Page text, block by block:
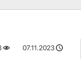
07.11.2023